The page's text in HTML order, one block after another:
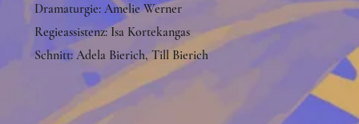
Dramaturgie: Amelie Werner
Regieassistenz: Isa Kortekangas
Schnitt: Adela Bierich, Till Bierich